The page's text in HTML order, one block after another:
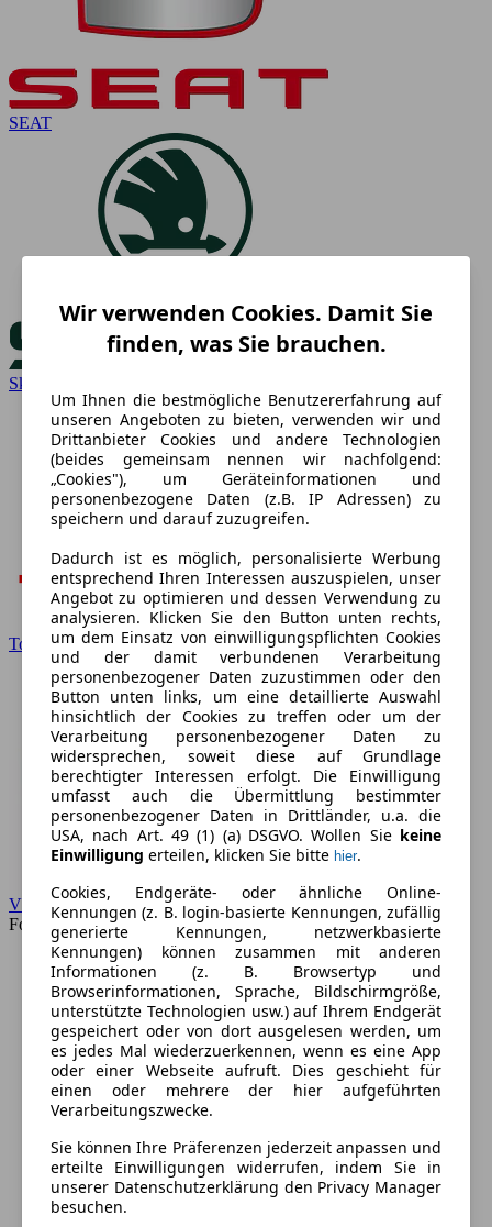
SEAT
Skoda
Toyota
VW
Forum
Wir verwenden Cookies. Damit Sie
finden, was Sie brauchen.
Um Ihnen die bestmögliche Benutzererfahrung auf
unseren Angeboten zu bieten, verwenden wir und
Drittanbieter Cookies und andere Technologien
(beides gemeinsam nennen wir nachfolgend:
„Cookies"), um Geräteinformationen und
personenbezogene Daten (z.B. IP Adressen) zu
speichern und darauf zuzugreifen.
Dadurch ist es möglich, personalisierte Werbung
entsprechend Ihren Interessen auszuspielen, unser
Angebot zu optimieren und dessen Verwendung zu
analysieren. Klicken Sie den Button unten rechts,
um dem Einsatz von einwilligungspflichten Cookies
und der damit verbundenen Verarbeitung
personenbezogener Daten zuzustimmen oder den
Button unten links, um eine detaillierte Auswahl
hinsichtlich der Cookies zu treffen oder um der
Verarbeitung personenbezogener Daten zu
widersprechen, soweit diese auf Grundlage
berechtigter Interessen erfolgt. Die Einwilligung
umfasst auch die Übermittlung bestimmter
personenbezogener Daten in Drittländer, u.a. die
USA, nach Art. 49 (1) (a) DSGVO. Wollen Sie keine
Einwilligung erteilen, klicken Sie bitte hier.
Cookies, Endgeräte- oder ähnliche Online-
Kennungen (z. B. login-basierte Kennungen, zufällig
generierte Kennungen, netzwerkbasierte
Kennungen) können zusammen mit anderen
Informationen (z. B. Browsertyp und
Browserinformationen, Sprache, Bildschirmgröße,
unterstützte Technologien usw.) auf Ihrem Endgerät
gespeichert oder von dort ausgelesen werden, um
es jedes Mal wiederzuerkennen, wenn es eine App
oder einer Webseite aufruft. Dies geschieht für
einen oder mehrere der hier aufgeführten
Verarbeitungszwecke.
Sie können Ihre Präferenzen jederzeit anpassen und
erteilte Einwilligungen widerrufen, indem Sie in
unserer Datenschutzerklärung den Privacy Manager
besuchen.